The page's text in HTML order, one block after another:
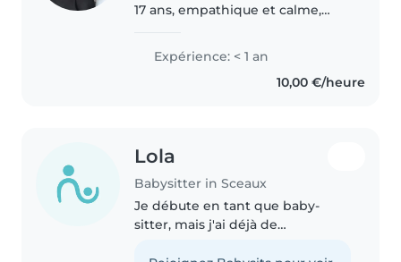
17 ans, empathique et calme,
adolescents. Bien que je débute
dans le baby-sitting, je suis..
Expérience: < 1 an
10,00 €/heure
Lola
Babysitter in Sceaux
Je débute en tant que baby-
sitter, mais j'ai déjà de